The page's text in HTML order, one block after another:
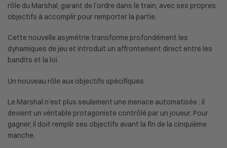
rôle du Marshal, garant de l’ordre dans le train, avec ses propres
objectifs à accomplir pour remporter la partie.
Cette nouvelle asymétrie transforme profondément les
dynamiques de jeu et introduit un affrontement direct entre les
bandits et la loi.
Un nouveau rôle aux objectifs spécifiques
Le Marshal n’est plus seulement une menace automatisée : il
devient un véritable protagoniste contrôlé par un joueur. Pour
gagner, il doit remplir ses objectifs avant la fin de la cinquième
manche.